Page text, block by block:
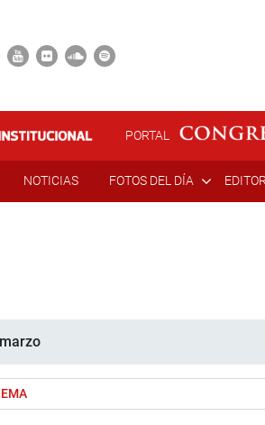
PORTAL
NOTICIAS FOTOS DEL DÍA